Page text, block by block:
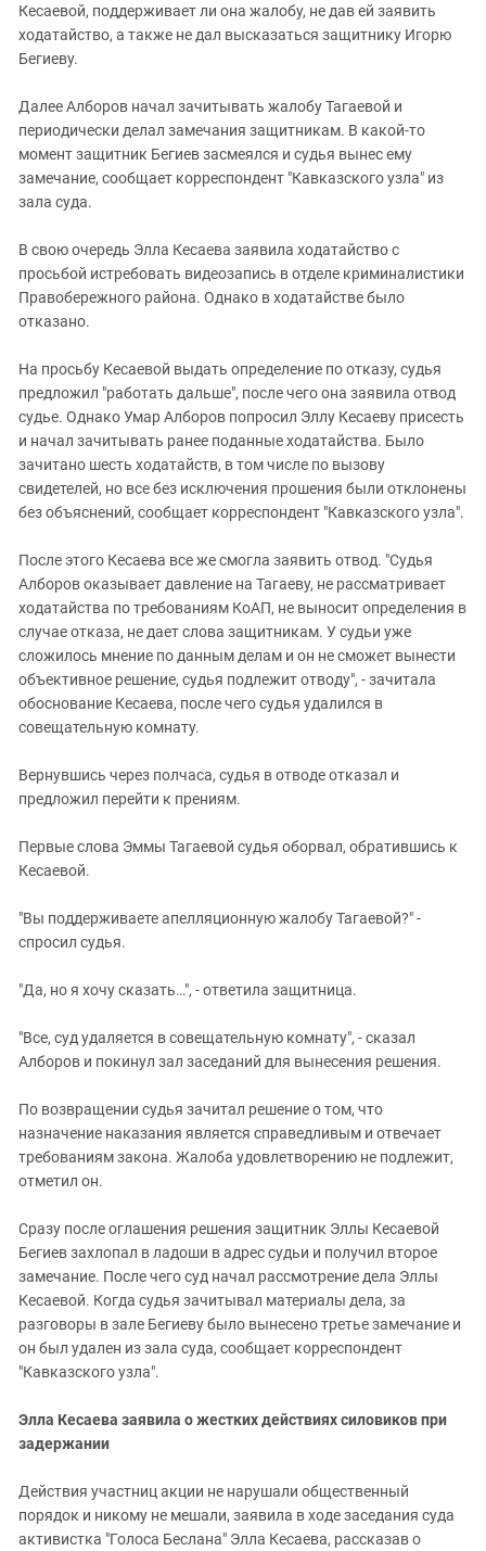
Кесаевой, поддерживает ли она жалобу, не дав ей заявить
ходатайство, а также не дал высказаться защитнику Игорю
Бегиеву.
Далее Алборов начал зачитывать жалобу Тагаевой и
периодически делал замечания защитникам. В какой-то
момент защитник Бегиев засмеялся и судья вынес ему
замечание, сообщает корреспондент "Кавказского узла" из
зала суда.
В свою очередь Элла Кесаева заявила ходатайство с
просьбой истребовать видеозапись в отделе криминалистики
Правобережного района. Однако в ходатайстве было
отказано.
На просьбу Кесаевой выдать определение по отказу, судья
предложил "работать дальше", после чего она заявила отвод
судье. Однако Умар Алборов попросил Эллу Кесаеву присесть
и начал зачитывать ранее поданные ходатайства. Было
зачитано шесть ходатайств, в том числе по вызову
свидетелей, но все без исключения прошения были отклонены
без объяснений, сообщает корреспондент "Кавказского узла".
После этого Кесаева все же смогла заявить отвод. "Судья
Алборов оказывает давление на Тагаеву, не рассматривает
ходатайства по требованиям КоАП, не выносит определения в
случае отказа, не дает слова защитникам. У судьи уже
сложилось мнение по данным делам и он не сможет вынести
объективное решение, судья подлежит отводу", - зачитала
обоснование Кесаева, после чего судья удалился в
совещательную комнату.
Вернувшись через полчаса, судья в отводе отказал и
предложил перейти к прениям.
Первые слова Эммы Тагаевой судья оборвал, обратившись к
Кесаевой.
"Вы поддерживаете апелляционную жалобу Тагаевой?" -
спросил судья.
"Да, но я хочу сказать…", - ответила защитница.
"Все, суд удаляется в совещательную комнату", - сказал
Алборов и покинул зал заседаний для вынесения решения.
По возвращении судья зачитал решение о том, что
назначение наказания является справедливым и отвечает
требованиям закона. Жалоба удовлетворению не подлежит,
отметил он.
Сразу после оглашения решения защитник Эллы Кесаевой
Бегиев захлопал в ладоши в адрес судьи и получил второе
замечание. После чего суд начал рассмотрение дела Эллы
Кесаевой. Когда судья зачитывал материалы дела, за
разговоры в зале Бегиеву было вынесено третье замечание и
он был удален из зала суда, сообщает корреспондент
"Кавказского узла".
Элла Кесаева заявила о жестких действиях силовиков при
задержании
Действия участниц акции не нарушали общественный
порядок и никому не мешали, заявила в ходе заседания суда
активистка "Голоса Беслана" Элла Кесаева, рассказав о